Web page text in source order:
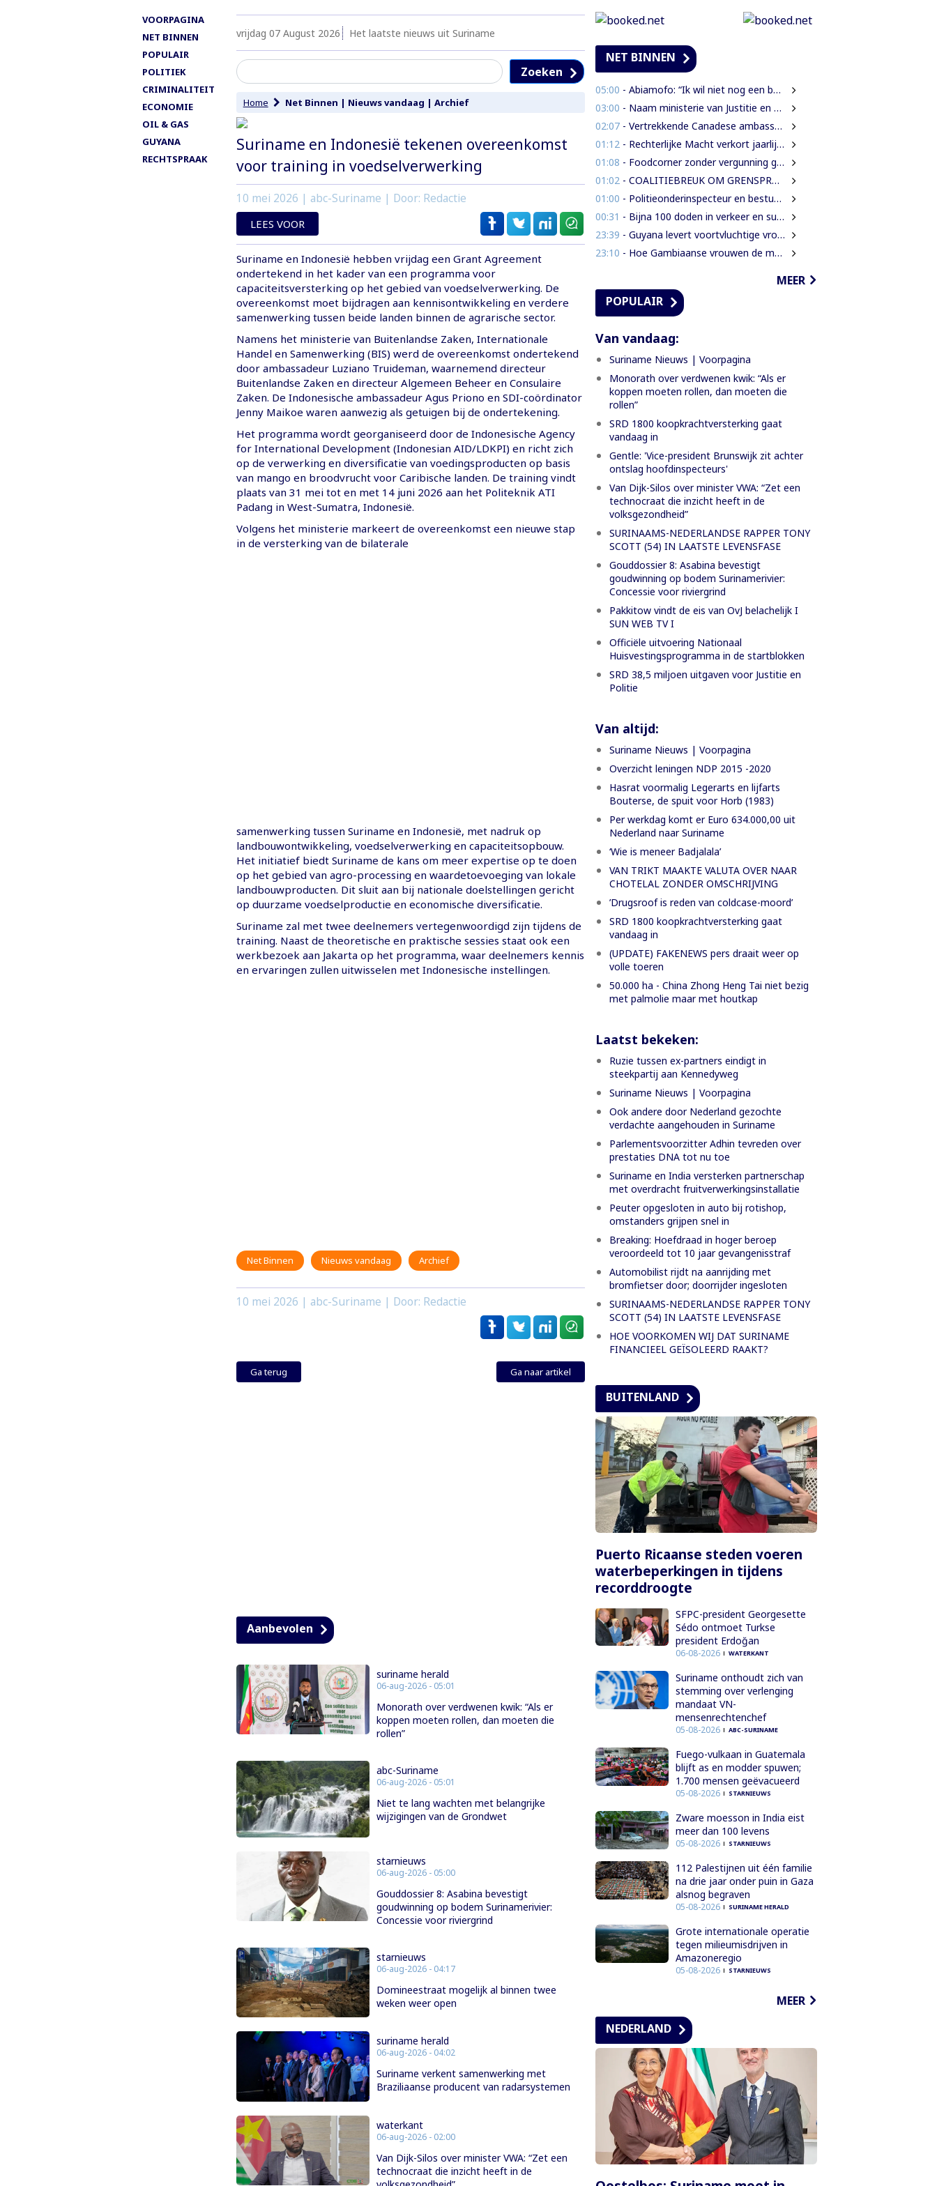
VOORPAGINA
NET BINNEN
POPULAIR
POLITIEK
CRIMINALITEIT
ECONOMIE
OIL & GAS
GUYANA
RECHTSPRAAK
vrijdag 07 August 2026 Het laatste nieuws uit Suriname
Zoeken
Home Net Binnen | Nieuws vandaag | Archief
Suriname en Indonesië tekenen overeenkomst
voor training in voedselverwerking
10 mei 2026 | abc-Suriname | Door: Redactie
LEES VOOR
Suriname en Indonesië hebben vrijdag een Grant Agreement
ondertekend in het kader van een programma voor
capaciteitsversterking op het gebied van voedselverwerking. De
overeenkomst moet bijdragen aan kennisontwikkeling en verdere
samenwerking tussen beide landen binnen de agrarische sector.
Namens het ministerie van Buitenlandse Zaken, Internationale
Handel en Samenwerking (BIS) werd de overeenkomst ondertekend
door ambassadeur Luziano Truideman, waarnemend directeur
Buitenlandse Zaken en directeur Algemeen Beheer en Consulaire
Zaken. De Indonesische ambassadeur Agus Priono en SDI-coördinator
Jenny Maikoe waren aanwezig als getuigen bij de ondertekening.
Het programma wordt georganiseerd door de Indonesische Agency
for International Development (Indonesian AID/LDKPI) en richt zich
op de verwerking en diversificatie van voedingsproducten op basis
van mango en broodvrucht voor Caribische landen. De training vindt
plaats van 31 mei tot en met 14 juni 2026 aan het Politeknik ATI
Padang in West-Sumatra, Indonesië.
Volgens het ministerie markeert de overeenkomst een nieuwe stap
in de versterking van de bilaterale
samenwerking tussen Suriname en Indonesië, met nadruk op
landbouwontwikkeling, voedselverwerking en capaciteitsopbouw.
Het initiatief biedt Suriname de kans om meer expertise op te doen
op het gebied van agro-processing en waardetoevoeging van lokale
landbouwproducten. Dit sluit aan bij nationale doelstellingen gericht
op duurzame voedselproductie en economische diversificatie.
Suriname zal met twee deelnemers vertegenwoordigd zijn tijdens de
training. Naast de theoretische en praktische sessies staat ook een
werkbezoek aan Jakarta op het programma, waar deelnemers kennis
en ervaringen zullen uitwisselen met Indonesische instellingen.
Net Binnen Nieuws vandaag Archief
10 mei 2026 | abc-Suriname | Door: Redactie
Ga terug Ga naar artikel
Aanbevolen
suriname herald
06-aug-2026 - 05:01
Monorath over verdwenen kwik: “Als er
koppen moeten rollen, dan moeten die
rollen”
abc-Suriname
06-aug-2026 - 05:01
Niet te lang wachten met belangrijke
wijzigingen van de Grondwet
starnieuws
06-aug-2026 - 05:00
Gouddossier 8: Asabina bevestigt
goudwinning op bodem Surinamerivier:
Concessie voor riviergrind
starnieuws
06-aug-2026 - 04:17
Domineestraat mogelijk al binnen twee
weken weer open
suriname herald
06-aug-2026 - 04:02
Suriname verkent samenwerking met
Braziliaanse producent van radarsystemen
waterkant
06-aug-2026 - 02:00
Van Dijk-Silos over minister VWA: “Zet een
technocraat die inzicht heeft in de
NET BINNEN
05:00 - Abiamofo: “Ik wil niet nog een bodybag sturen naar dat gebied”
03:00 - Naam ministerie van Justitie en Politie verandert naar Justitie en Veiligheid
02:07- Vertrekkende Canadese ambassadeur wil grotere rol voor Canada in Suriname
01:12 - Rechterlijke Macht verkort jaarlijkse zittingsvrije periode naar één maand
01:08 - Foodcorner zonder vergunning gesloten tijdens derde dag integrale controles
01:02 - COALITIEBREUK OM GRENSPROTOCOL ONWAARSCHIJNLIJK
01:00 - Politieonderinspecteur en bestuurder gewond nadat auto over de kop slaat
00:31 - Bijna 100 doden in verkeer en suïcide voor 2026 is veel te veel’, zegt Lau
23:39 - Guyana levert voortvluchtige vrouwelijke verdachte in mensenhandel uit aan Suriname
23:10 - Hoe Gambiaanse vrouwen de mangroves herstellen die Banjul beschermen
MEER
POPULAIR
Van vandaag:
Suriname Nieuws | Voorpagina
Monorath over verdwenen kwik: “Als er
koppen moeten rollen, dan moeten die
rollen”
SRD 1800 koopkrachtversterking gaat
vandaag in
Gentle: 'Vice-president Brunswijk zit achter
ontslag hoofdinspecteurs'
Van Dijk-Silos over minister VWA: “Zet een
technocraat die inzicht heeft in de
volksgezondheid”
SURINAAMS-NEDERLANDSE RAPPER TONY
SCOTT (54) IN LAATSTE LEVENSFASE
Gouddossier 8: Asabina bevestigt
goudwinning op bodem Surinamerivier:
Concessie voor riviergrind
Pakkitow vindt de eis van OvJ belachelijk I
SUN WEB TV I
Officiële uitvoering Nationaal
Huisvestingsprogramma in de startblokken
SRD 38,5 miljoen uitgaven voor Justitie en
Politie
Van altijd:
Suriname Nieuws | Voorpagina
Overzicht leningen NDP 2015 -2020
Hasrat voormalig Legerarts en lijfarts
Bouterse, de spuit voor Horb (1983)
Per werkdag komt er Euro 634.000,00 uit
Nederland naar Suriname
‘Wie is meneer Badjalala’
VAN TRIKT MAAKTE VALUTA OVER NAAR
CHOTELAL ZONDER OMSCHRIJVING
’Drugsroof is reden van coldcase-moord’
SRD 1800 koopkrachtversterking gaat
vandaag in
(UPDATE) FAKENEWS pers draait weer op
volle toeren
50.000 ha - China Zhong Heng Tai niet bezig
met palmolie maar met houtkap
Laatst bekeken:
Ruzie tussen ex-partners eindigt in
steekpartij aan Kennedyweg
Suriname Nieuws | Voorpagina
Ook andere door Nederland gezochte
verdachte aangehouden in Suriname
Parlementsvoorzitter Adhin tevreden over
prestaties DNA tot nu toe
Suriname en India versterken partnerschap
met overdracht fruitverwerkingsinstallatie
Peuter opgesloten in auto bij rotishop,
omstanders grijpen snel in
Breaking: Hoefdraad in hoger beroep
veroordeeld tot 10 jaar gevangenisstraf
Automobilist rijdt na aanrijding met
bromfietser door; doorrijder ingesloten
SURINAAMS-NEDERLANDSE RAPPER TONY
SCOTT (54) IN LAATSTE LEVENSFASE
HOE VOORKOMEN WIJ DAT SURINAME
FINANCIEEL GEÏSOLEERD RAAKT?
BUITENLAND
Puerto Ricaanse steden voeren
waterbeperkingen in tijdens
recorddroogte
SFPC-president Georgesette
Sédo ontmoet Turkse
president Erdoğan
06-08-2026 WATERKANT
Suriname onthoudt zich van
stemming over verlenging
mandaat VN-
mensenrechtenchef
05-08-2026 ABC-SURINAME
Fuego-vulkaan in Guatemala
blijft as en modder spuwen;
1.700 mensen geëvacueerd
05-08-2026 STARNIEUWS
Zware moesson in India eist
meer dan 100 levens
05-08-2026 STARNIEUWS
112 Palestijnen uit één familie
na drie jaar onder puin in Gaza
alsnog begraven
05-08-2026 SURINAME HERALD
Grote internationale operatie
tegen milieumisdrijven in
Amazoneregio
05-08-2026 STARNIEUWS
MEER
NEDERLAND